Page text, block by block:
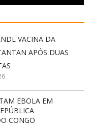
VACINA DA
APÓS DUAS
EBOLA EM
CONGO